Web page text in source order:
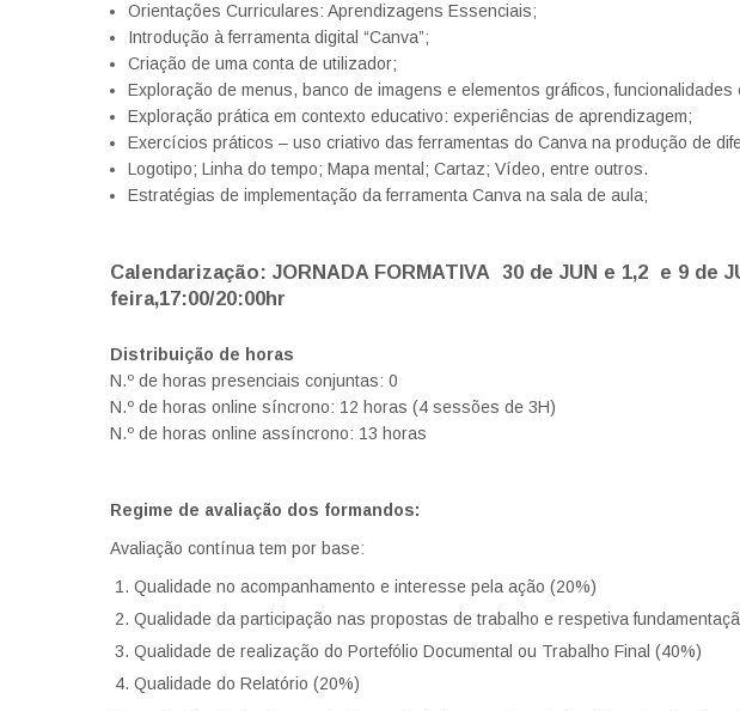
Orientações Curriculares: Aprendizagens Essenciais;
Introdução à ferramenta digital “Canva”;
Criação de uma conta de utilizador;
Exploração de menus, banco de imagens e elementos gráficos, funcionalidades
Exploração prática em contexto educativo: experiências de aprendizagem;
Exercícios práticos – uso criativo das ferramentas do Canva na produção de
Logotipo; Linha do tempo; Mapa mental; Cartaz; Vídeo, entre outros.
Estratégias de implementação da ferramenta Canva na sala de aula;
Calendarização: JORNADA FORMATIVA 30 de JUN e 1,2 e 9 de
feira,17:00/20:00hr
Distribuição de horas
N.º de horas presenciais conjuntas: 0
N.º de horas online síncrono: 12 horas (4 sessões de 3H)
N.º de horas online assíncrono: 13 horas
Regime de avaliação dos formandos:
Avaliação contínua tem por base:
Qualidade no acompanhamento e interesse pela ação (20%)
Qualidade da participação nas propostas de trabalho e respetiva
Qualidade de realização do Portefólio Documental ou Trabalho Final (40%)
Qualidade do Relatório (20%)